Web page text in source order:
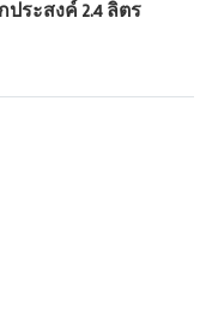
กประสงค์ 2.4 ลิตร